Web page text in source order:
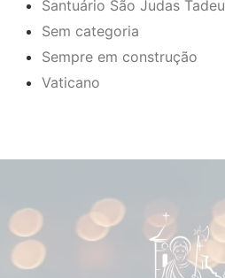
Santuário São Judas Tadeu
Sem categoria
Sempre em construção
Vaticano